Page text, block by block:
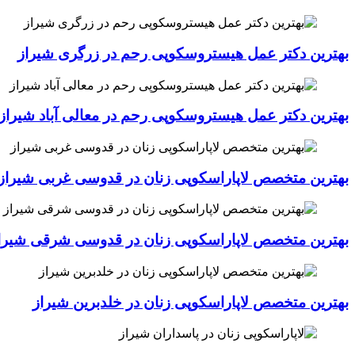
بهترین دکتر عمل هیستروسکوپی رحم در زرگری شیراز
بهترین دکتر عمل هیستروسکوپی رحم در معالی آباد
بهترین متخصص لاپاراسکوپی زنان در قدوسی غربی
بهترین متخصص لاپاراسکوپی زنان در قدوسی شرقی
بهترین متخصص لاپاراسکوپی زنان در خلدبرین شیراز